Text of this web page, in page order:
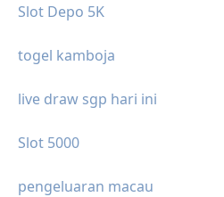
Slot Depo 5K
togel kamboja
live draw sgp hari ini
Slot 5000
pengeluaran macau